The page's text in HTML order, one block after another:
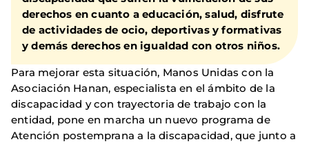
derechos en cuanto a educación, salud, disfrute
de actividades de ocio, deportivas y formativas
y demás derechos en igualdad con otros niños.
Para mejorar esta situación, Manos Unidas con la
Asociación Hanan, especialista en el ámbito de la
discapacidad y con trayectoria de trabajo con la
entidad, pone en marcha un nuevo programa de
Atención postemprana a la discapacidad, que junto a